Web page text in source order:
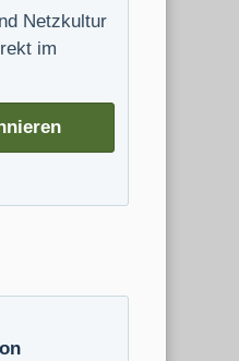
Netzkultur
im